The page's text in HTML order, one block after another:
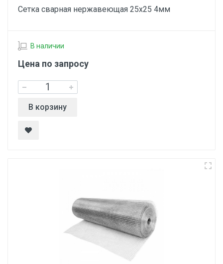
Сетка сварная нержавеющая 25х25 4мм
В наличии
Цена по запросу
В корзину